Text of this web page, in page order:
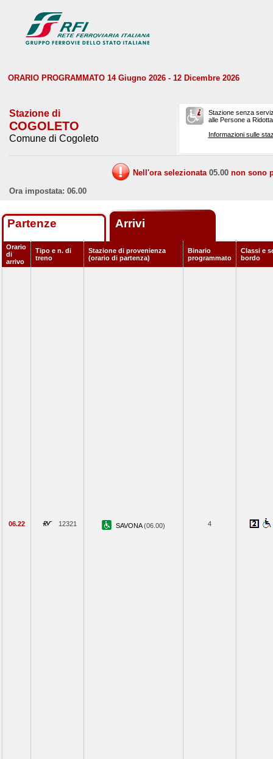
ORARIO PROGRAMMATO 14 Giugno 2026 - 12 Dicembre 2026
Stazione di
COGOLETO
Comune di Cogoleto
Stazione senza
alle Persone a
Informazioni sulle
Nell'ora selezionata 05.00 non sono
Ora impostata: 06.00
Partenze Arrivi
Orario
di
arrivo
Tipo e n. di
treno
Stazione di provenienza
(orario di partenza)
Binario
programmato
Classi e
bordo
06.22 12321 SAVONA(06.00) 4